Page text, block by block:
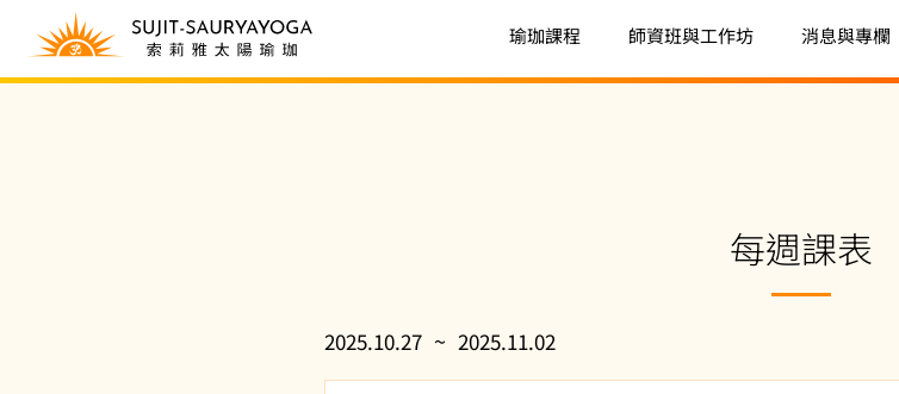
瑜珈課程 師資班與工作坊 消息與專欄
每週課表
2025.10.27 ~ 2025.11.02